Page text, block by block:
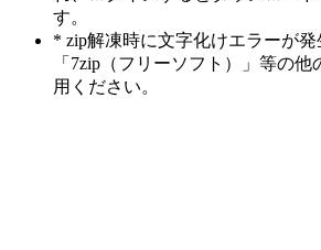
す。
* zip解凍時に文字化けエラーが
「7zip（フリーソフト）」等の他
用ください。